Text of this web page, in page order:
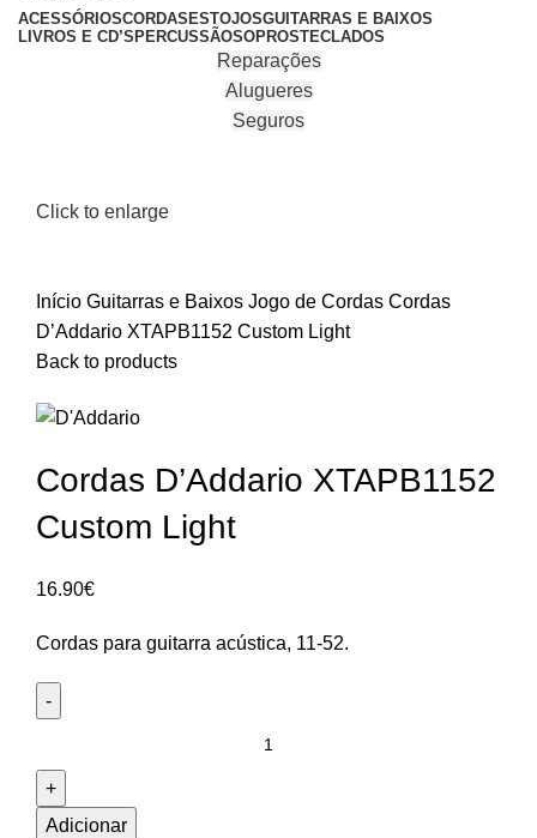
ACESSÓRIOSCORDAS ESTOJOSGUITARRAS E BAIXOS
LIVROS E CD’S PERCUSSÃOSOPROSTECLADOS
Reparações
Alugueres
Seguros
Click to enlarge
Início Guitarras e Baixos Jogo de Cordas Cordas
D’Addario XTAPB1152 Custom Light
Back to products
Cordas D’Addario XTAPB1152
Custom Light
16.90€
Cordas para guitarra acústica, 11-52.
Cordas
D'Addario
Adicionar